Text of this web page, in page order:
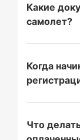
Какие
самолет?
Когда
Что